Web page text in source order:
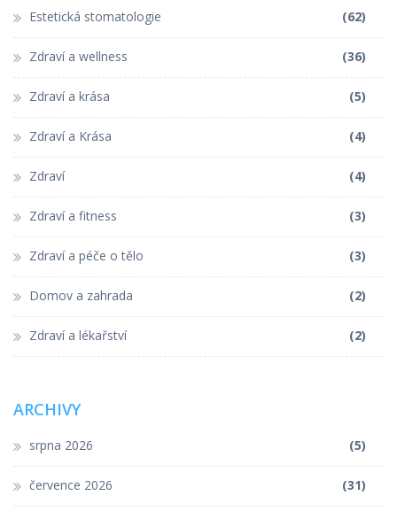
Estetická stomatologie (62)
Zdraví a wellness (36)
Zdraví a krása (5)
Zdraví a Krása (4)
Zdraví (4)
Zdraví a fitness (3)
Zdraví a péče o tělo (3)
Domov a zahrada (2)
Zdraví a lékařství (2)
ARCHIVY
srpna 2026 (5)
července 2026 (31)